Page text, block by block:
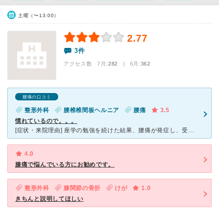
土曜（〜13:00）
2.77
3件
アクセス数 7月:282 | 6月:362
腰痛の口コミ
整形外科 腰椎椎間板ヘルニア 腰痛
3.5
慣れているので。。。
[症状・来院理由] 座学の勉強を続けた結果、腰痛が発症し、受診しました。 なんとなく腰痛を感じていたのが、ある日急に激痛で座っていられなくなり、知人に相談したところ、 こちらも病院を案内され、当
4.0
膝痛で悩んでいる方にお勧めです。
整形外科 膝関節の骨折 けが
1.0
きちんと説明してほしい